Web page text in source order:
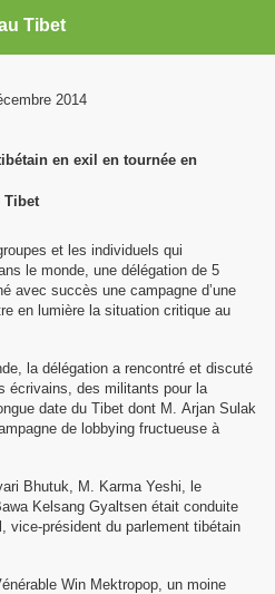
Tibet
2014
en exil en tournée en
Tibet
et les individuels qui
le monde, une délégation de 5
avec succès une campagne d’une
en lumière la situation critique au
la délégation a rencontré et discuté
écrivains, des militants pour la
date du Tibet dont M. Arjan Sulak
de lobbying fructueuse à
Bhutuk, M. Karma Yeshi, le
Kelsang Gyaltsen était conduite
vice-président du parlement tibétain
Win Mektropop, un moine